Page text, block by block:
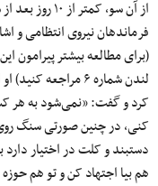
از آن سو،
فرماندهان نیروی انتظامی و
(برای مطالعه بیشتر پیرامون
لندن شماره ۶
کرد و گفت: «نمی‌شود به هر
کنی، در چنین صورتی سنگ
دستبند و کلت در اختیار
هم بیا اجتهاد کن و تو هم